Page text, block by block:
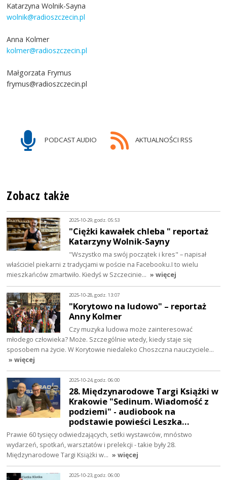
Katarzyna Wolnik-Sayna
wolnik@radioszczecin.pl
Anna Kolmer
kolmer@radioszczecin.pl
Małgorzata Frymus
frymus@radioszczecin.pl
PODCAST AUDIO AKTUALNOŚCI RSS
Zobacz także
2025-10-29, godz. 05:53
"Ciężki kawałek chleba " reportaż
Katarzyny Wolnik-Sayny
"Wszystko ma swój początek i kres" – napisał
właściciel piekarni z tradycjami w poście na Facebooku.I to wielu
mieszkańców zmartwiło. Kiedyś w Szczecinie… » więcej
2025-10-28, godz. 13:07
"Korytowo na ludowo" – reportaż
Anny Kolmer
Czy muzyka ludowa może zainteresować
młodego człowieka? Może. Szczególnie wtedy, kiedy staje się
sposobem na życie. W Korytowie niedaleko Choszczna nauczyciele…
» więcej
2025-10-24, godz. 06:00
28. Międzynarodowe Targi Książki w
Krakowie "Sedinum. Wiadomość z
podziemi" - audiobook na
podstawie powieści Leszka…
Prawie 60 tysięcy odwiedzających, setki wystawców, mnóstwo
wydarzeń, spotkań, warsztatów i prelekcji - takie były 28.
Międzynarodowe Targi Książki w… » więcej
2025-10-23, godz. 06:00